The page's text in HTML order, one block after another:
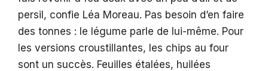
persil, confie Léa Moreau. Pas besoin d’en faire
des tonnes : le légume parle de lui-même. Pour
les versions croustillantes, les chips au four
sont un succès. Feuilles étalées, huilées